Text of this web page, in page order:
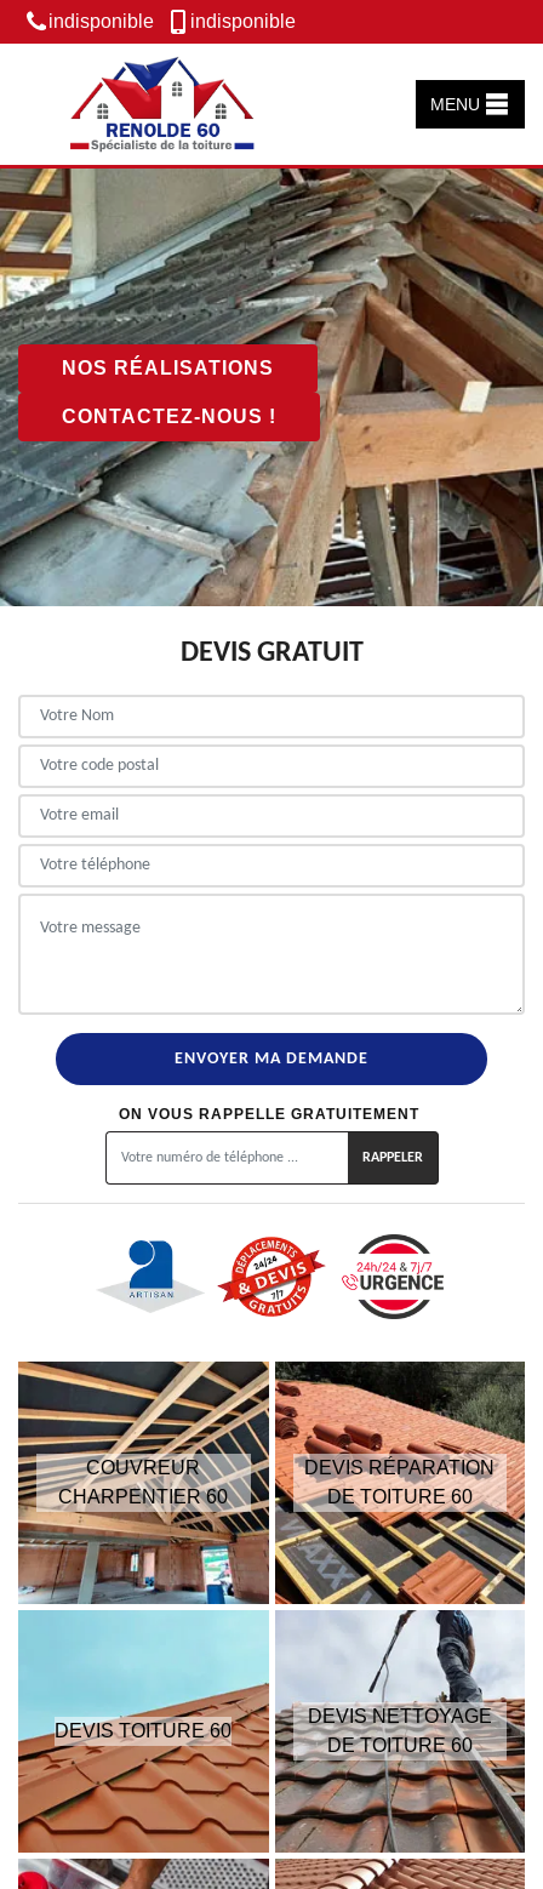
indisponible indisponible
MENU
NOS RÉALISATIONS
CONTACTEZ-NOUS !
DEVIS GRATUIT
ON VOUS RAPPELLE GRATUITEMENT
COUVREUR
CHARPENTIER 60
DEVIS RÉPARATION
DE TOITURE 60
DEVIS TOITURE 60
DEVIS NETTOYAGE
DE TOITURE 60